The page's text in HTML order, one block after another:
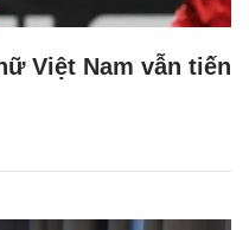
Việt Nam vẫn tiến